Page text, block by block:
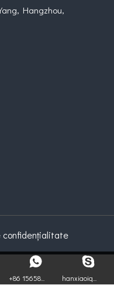
+86 15658... hanxiaoiq...
Hangzhou,
confidențialitate